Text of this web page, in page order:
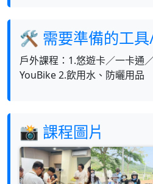
🛠 需要準備的工具
戶外課程：1.悠遊卡／一卡通
YouBike 2.飲用水、防曬用品
📸 課程圖片